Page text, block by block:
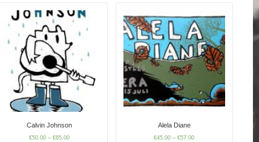
Calvin Johnson
€50.00– €65.00
Alela Diane
€45.00 –€57.00